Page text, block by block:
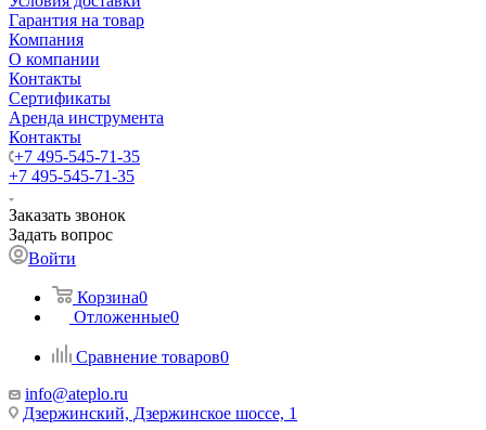
Гарантия на товар
Компания
О компании
Контакты
Сертификаты
Аренда инструмента
Контакты
+7 495-545-71-35
+7 495-545-71-35
Заказать звонок
Задать вопрос
Войти
Корзина0
Отложенные0
Сравнение товаров0
info@ateplo.ru
Дзержинский, Дзержинское шоссе, 1